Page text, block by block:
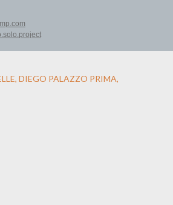
project
DIEGO PALAZZO PRIMA